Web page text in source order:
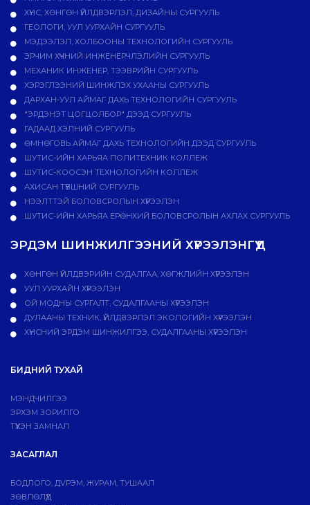
ХҮНС, ХӨНГӨН ҮЙЛДВЭРЛЭЛ, ДИЗАЙНЫ СУРГУУЛЬ
ГЕОЛОГИ, УУЛ УУРХАЙН СУРГУУЛЬ
МЭДЭЭЛЭЛ, ХОЛБООНЫ ТЕХНОЛОГИЙН СУРГУУЛЬ
ЭРЧИМ ХҮЧНИЙ ИНЖЕНЕРЧЛЭЛИЙН СУРГУУЛЬ
МЕХАНИК ИНЖЕНЕР, ТЭЭВРИЙН СУРГУУЛЬ
ХЭРЭГЛЭЭНИЙ ШИНЖЛЭХ УХААНЫ СУРГУУЛЬ
ДАРХАН-УУЛ АЙМАГ ДАХЬ ТЕХНОЛОГИЙН СУРГУУЛЬ
"ЭРДЭНЭТ ЦОГЦОЛБОР" ДЭЭД СУРГУУЛЬ
ГАДААД ХЭЛНИЙ СУРГУУЛЬ
ӨМНӨГОВЬ АЙМАГ ДАХЬ ТЕХНОЛОГИЙН ДЭЭД СУРГУУЛЬ
ШУТИС-ИЙН ХАРЬЯА ПОЛИТЕХНИК КОЛЛЕЖ
ШУТИС-КООСЭН ТЕХНОЛОГИЙН КОЛЛЕЖ
АХИСАН ТҮВШНИЙ СУРГУУЛЬ
НЭЭЛТТЭЙ БОЛОВСРОЛЫН ХҮРЭЭЛЭН
ШУТИС-ИЙН ХАРЬЯА ЕРӨНХИЙ БОЛОВСРОЛЫН АХЛАХ СУРГУУЛЬ
ЭРДЭМ ШИНЖИЛГЭЭНИЙ ХҮРЭЭЛЭНГҮҮД
ХӨНГӨН ҮЙЛДВЭРИЙН СУДАЛГАА, ХӨГЖЛИЙН ХҮРЭЭЛЭН
УУЛ УУРХАЙН ХҮРЭЭЛЭН
ОЙ МОДНЫ СУРГАЛТ, СУДАЛГААНЫ ХҮРЭЭЛЭН
ДУЛААНЫ ТЕХНИК, ҮЙЛДВЭРЛЭЛ ЭКОЛОГИЙН ХҮРЭЭЛЭН
ХҮНСНИЙ ЭРДЭМ ШИНЖИЛГЭЭ, СУДАЛГААНЫ ХҮРЭЭЛЭН
БИДНИЙ ТУХАЙ
МЭНДЧИЛГЭЭ
ЭРХЭМ ЗОРИЛГО
ТҮҮХЭН ЗАМНАЛ
ЗАСАГЛАЛ
БОДЛОГО, ДVРЭМ, ЖУРАМ, ТУШААЛ
ЗӨВЛӨЛҮҮД